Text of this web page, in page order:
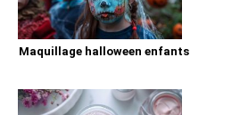
Maquillage halloween enfants